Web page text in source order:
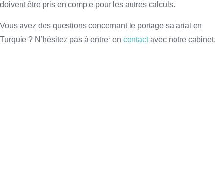
doivent être pris en compte pour les autres calculs.
Vous avez des questions concernant le portage salarial en
Turquie ? N’hésitez pas à entrer en contactavec notre cabinet.